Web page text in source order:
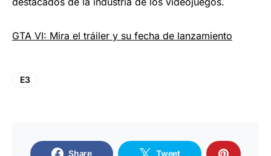
GTA VI: Mira el tráiler y su fecha de lanzamiento
E3
Share Tweet